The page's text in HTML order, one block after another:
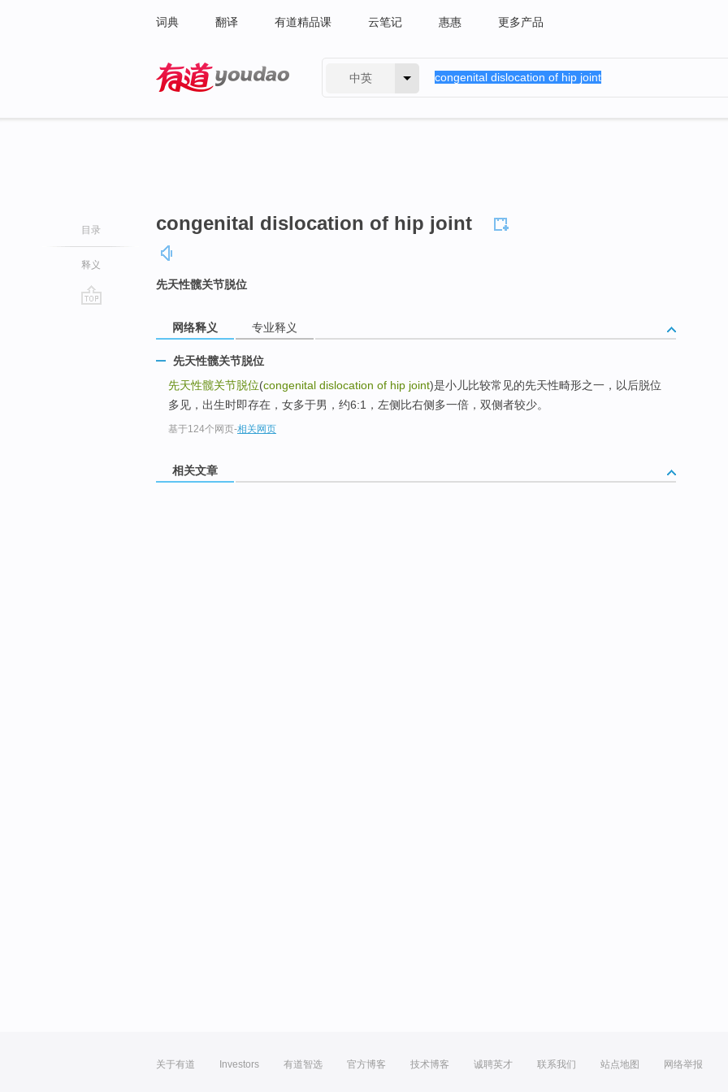
词典 翻译 有道精品课 云笔记 惠惠 更多产品
中英
目录
释义
congenital dislocation of hip joint
先天性髋关节脱位
网络释义 专业释义
先天性髋关节脱位
先天性髋关节脱位(congenital dislocation of hip joint)是小儿比较常见的先天性畸形之一，以后脱位
多见，出生时即存在，女多于男，约6:1，左侧比右侧多一倍，双侧者较少。
基于124个网页-相关网页
相关文章
关于有道 Investors 有道智选 官方博客 技术博客 诚聘英才 联系我们 站点地图 网络举报